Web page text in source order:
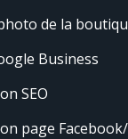
de la
Business
SEO
page